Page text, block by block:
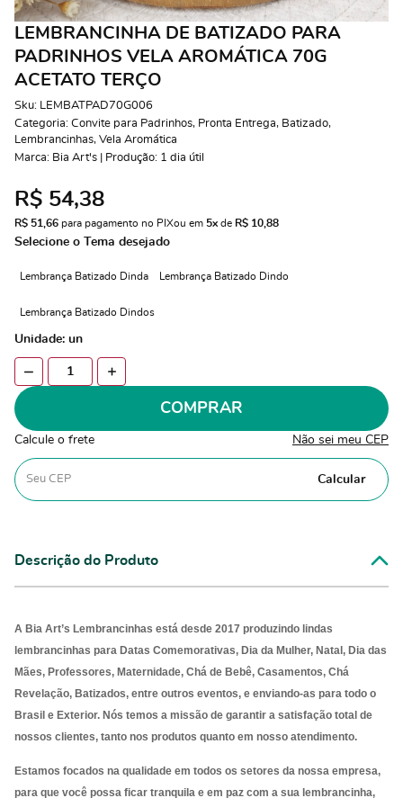
LEMBRANCINHA DE BATIZADO PARA
PADRINHOS VELA AROMÁTICA 70G
ACETATO TERÇO
Sku: LEMBATPAD70G006
Categoria: Convite para Padrinhos, Pronta Entrega, Batizado,
Lembrancinhas, Vela Aromática
Marca: Bia Art's | Produção: 1 dia útil
R$ 54,38
R$ 51,66 para pagamento no PIXou em 5x de R$ 10,88
Selecione o Tema desejado
Lembrança Batizado Dinda Lembrança Batizado Dindo
Lembrança Batizado Dindos
Unidade: un
COMPRAR
Calcule o frete Não sei meu CEP
Calcular
Descrição do Produto
A Bia Art’s Lembrancinhas está desde 2017 produzindo lindas
lembrancinhas para Datas Comemorativas, Dia da Mulher, Natal, Dia das
Mães, Professores, Maternidade, Chá de Bebê, Casamentos, Chá
Revelação, Batizados, entre outros eventos, e enviando-as para todo o
Brasil e Exterior. Nós temos a missão de garantir a satisfação total de
nossos clientes, tanto nos produtos quanto em nosso atendimento.
Estamos focados na qualidade em todos os setores da nossa empresa,
para que você possa ficar tranquila e em paz com a sua lembrancinha,